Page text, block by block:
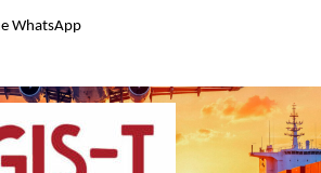
WhatsApp